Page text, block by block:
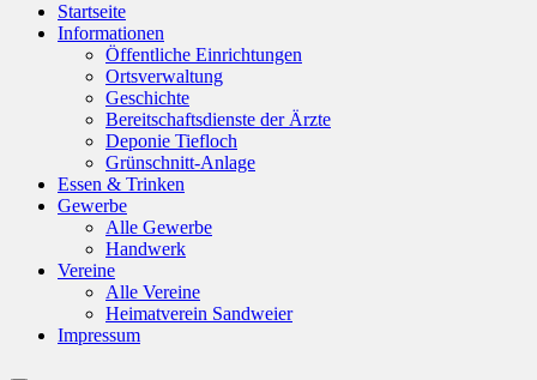
Startseite
Informationen
Öffentliche Einrichtungen
Ortsverwaltung
Geschichte
Bereitschaftsdienste der Ärzte
Deponie Tiefloch
Grünschnitt-Anlage
Essen & Trinken
Gewerbe
Alle Gewerbe
Handwerk
Vereine
Alle Vereine
Heimatverein Sandweier
Impressum